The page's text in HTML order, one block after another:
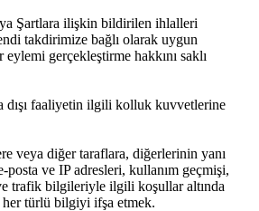
Şartlara ilişkin bildirilen ihlalleri
takdirimize bağlı olarak uygun
gerçekleştirme hakkını saklı
dışı faaliyetin ilgili kolluk kuvvetlerine
veya diğer taraflara, diğerlerinin yanı
posta ve IP adresleri, kullanım geçmişi,
trafik bilgileriyle ilgili koşullar altında
türlü bilgiyi ifşa etmek.